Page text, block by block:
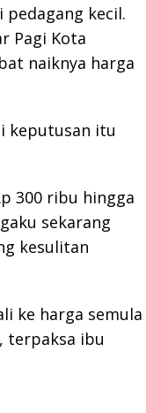
kecil.
Pagi Kota
naiknya harga
keputusan itu
300 ribu hingga
sekarang
kesulitan
ke harga semula
terpaksa ibu